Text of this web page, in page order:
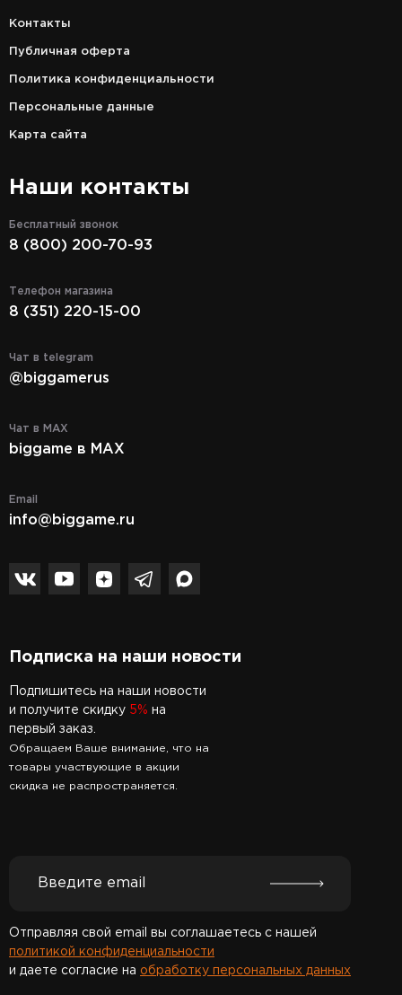
Контакты
Публичная оферта
Политика конфиденциальности
Персональные данные
Карта сайта
Наши контакты
Бесплатный звонок
8 (800) 200-70-93
Телефон магазина
8 (351) 220-15-00
Чат в telegram
@biggamerus
Чат в MAX
biggame в MAX
Email
info@biggame.ru
Подписка на наши новости
Подпишитесь на наши новости
и получите скидку 5% на
первый заказ.
Обращаем Ваше внимание, что на
товары участвующие в акции
скидка не распространяется.
Отправляя свой email вы соглашаетесь с нашей
политикой конфиденциальности
и даете согласие на обработку персональных данных